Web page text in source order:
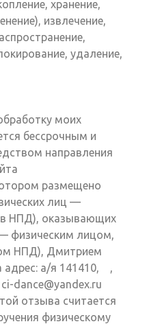
хранение,
извлечение,
удаление,
моих
бессрочным и
направления
размещено
лиц —
НПД), оказывающих
физическим лицом,
НПД), Дмитрием
адрес: а/я 141410, ,
dance@yandex.ru
отзыва считается
физическому